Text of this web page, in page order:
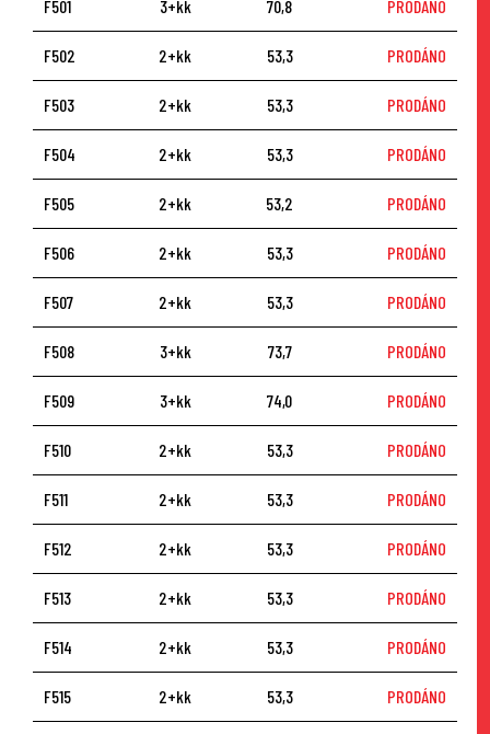
F501 3+kk 70,8 PRODÁNO
F502 2+kk 53,3 PRODÁNO
F503 2+kk 53,3 PRODÁNO
F504 2+kk 53,3 PRODÁNO
F505 2+kk 53,2 PRODÁNO
F506 2+kk 53,3 PRODÁNO
F507 2+kk 53,3 PRODÁNO
F508 3+kk 73,7 PRODÁNO
F509 3+kk 74,0 PRODÁNO
F510 2+kk 53,3 PRODÁNO
F511 2+kk 53,3 PRODÁNO
F512 2+kk 53,3 PRODÁNO
F513 2+kk 53,3 PRODÁNO
F514 2+kk 53,3 PRODÁNO
F515 2+kk 53,3 PRODÁNO